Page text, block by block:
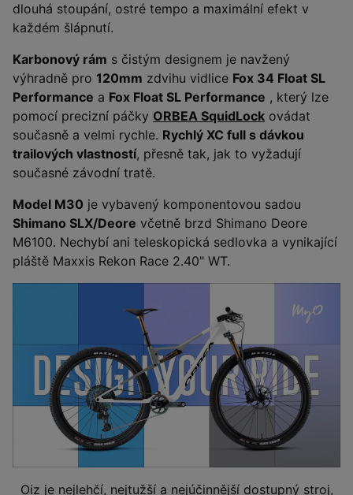
dlouhá stoupání, ostré tempo a maximální efekt v
každém šlápnutí.
Karbonový rám s čistým designem je navžený
výhradně pro 120mm zdvihu vidlice Fox 34 Float SL
Performance a Fox Float SL Performance , který lze
pomocí precizní páčky ORBEA SquidLock ovádat
současně a velmi rychle. Rychlý XC full s dávkou
trailových vlastností, přesně tak, jak to vyžadují
současné závodní tratě.
Model M30 je vybavený komponentovou sadou
Shimano SLX/Deore včetně brzd Shimano Deore
M6100. Nechybí ani teleskopická sedlovka a vynikající
pláště Maxxis Rekon Race 2.40" WT.
Oiz je nejlehčí, nejtužší a nejúčinnější dostupný stroj,